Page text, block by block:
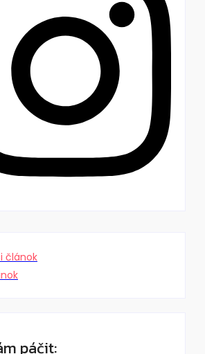
článok
páčit: